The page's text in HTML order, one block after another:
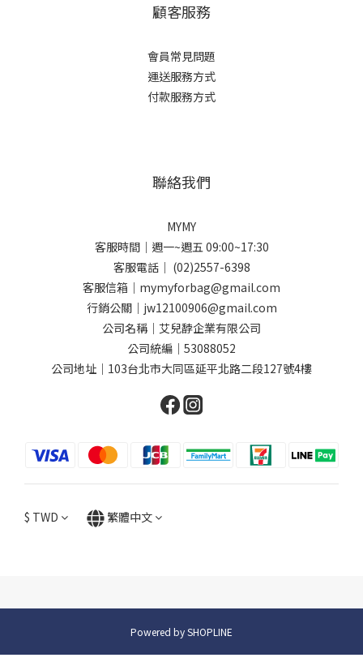
顧客服務
會員常見問題
運送服務方式
付款服務方式
聯絡我們
MYMY
客服時間｜週一~週五 09:00~17:30
客服電話｜ (02)2557-6398
客服信箱｜mymyforbag@gmail.com
行銷公關｜jw12100906@gmail.com
公司名稱｜艾兒馞企業有限公司
公司統編｜53088052
公司地址｜103台北市大同區延平北路二段127號4樓
$ TWD 繁體中文
Powered by SHOPLINE